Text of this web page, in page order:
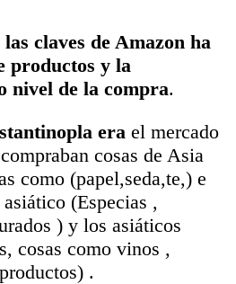
claves de Amazon ha
productos y la
nivel de la compra.
era el mercado
cosas de Asia
como (papel,seda,te,) e
(Especias ,
) y los asiáticos
cosas como vinos ,
.